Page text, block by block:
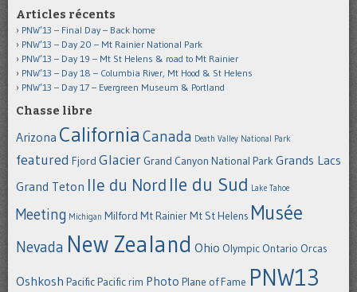
Articles récents
PNW’13 – Final Day – Back home
PNW’13 – Day 20 – Mt Rainier National Park
PNW’13 – Day 19 – Mt St Helens & road to Mt Rainier
PNW’13 – Day 18 – Columbia River, Mt Hood & St Helens
PNW’13 – Day 17 – Evergreen Museum & Portland
Chasse libre
Arizona California Canada Death Valley National Park
featured Fjord Glacier Grand Canyon National Park Grands Lacs
Grand Teton Ile du Nord Ile du Sud Lake Tahoe
Meeting Michigan Milford Mt RainierMt St Helens Musée
Nevada New Zealand Ohio Olympic Ontario Orcas
Oshkosh PacificPacific rim Photo Plane of Fame PNW13